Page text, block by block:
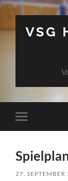
VSG
Mobile-
Menü
27. SEPTEMBER